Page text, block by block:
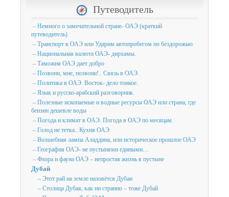
Путеводитель
– Немного о замечательной стране- ОАЭ (краткий
путеводитель)
– Транспорт в ОАЭ или Ударим автопробегом по бездорожью
– Национальная валюта ОАЭ- дирхамы.
– Таможня ОАЭ дает добро
– Позвони, мне, позвони!.. Связь в ОАЭ.
– Политика в ОАЭ. Восток- дело тонкое.
– Язык и русско-арабский разговорник.
– Полезные ископаемые и водные ресурсы ОАЭ или страна, где
бензин дешевле воды
– Погода и климат в ОАЭ. Погода в ОАЭ по месяцам.
– Голод не тетка.. Кухня ОАЭ
– Волшебная лампа Аладдина, или историческое прошлое ОАЭ
– География ОАЭ- не пустынями едиными…
– Флора и фауна ОАЭ – непростая жизнь в пустыне
Дубай
– Этот рай на земле назовётся Дубаи
– Столица Дубая, как ни странно – тоже Дубай